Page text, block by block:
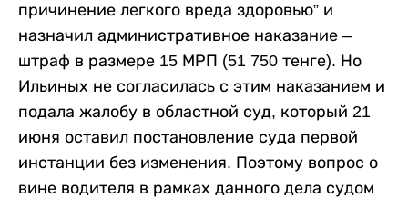
причинение легкого вреда здоровью” и
назначил административное наказание –
штраф в размере 15 МРП (51 750 тенге). Но
Ильиных не согласилась с этим наказанием и
подала жалобу в областной суд, который 21
июня оставил постановление суда первой
инстанции без изменения. Поэтому вопрос о
вине водителя в рамках данного дела судом